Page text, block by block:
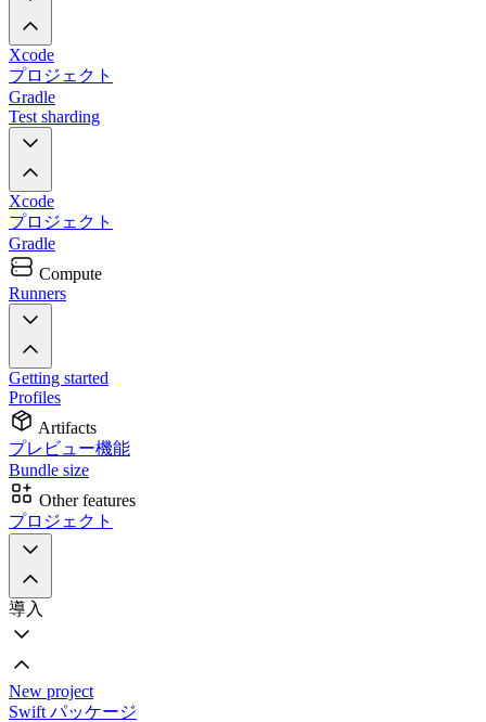
Xcode
プロジェクト
Gradle
Test sharding
Xcode
プロジェクト
Gradle
Compute
Runners
Getting started
Profiles
Artifacts
プレビュー機能
Bundle size
Other features
プロジェクト
導入
New project
Swift パッケージ